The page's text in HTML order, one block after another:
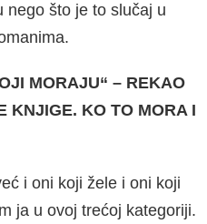
nego što je to slučaj u
MORAJU“ – REKAO
KNJIGE. KO TO MORA I
i oni koji žele i oni koji
ja u ovoj trećoj kategoriji.